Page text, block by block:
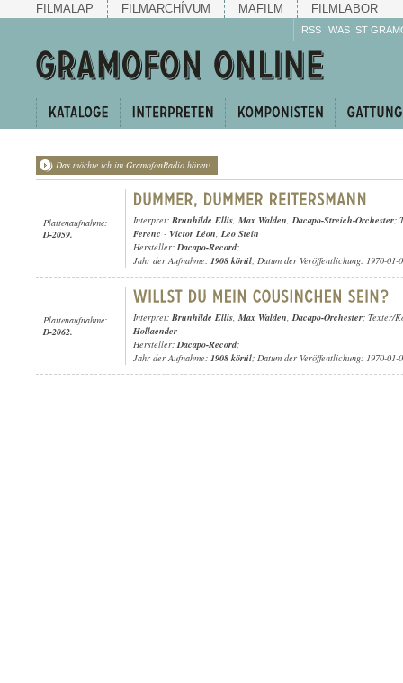
FILMALAP FILMARCHÍVUM MAFILM FILMLABOR
RSS WAS IST
Das möchte ich im GramofonRadio hören!
Plattenaufnahme:
D-2059.
Interpret: Brunhilde Ellis, Max Walden,Dacapo-Streich-Orchester;
Ferenc - Victor Léon, Leo Stein
Hersteller:Dacapo-Record;
Jahr der Aufnahme: 1908 körül; Datum der Veröffentlichung: 1970-01-
Plattenaufnahme:
D-2062.
Interpret: Brunhilde Ellis, Max Walden,Dacapo-Orchester; Texter/
Hollaender
Hersteller:Dacapo-Record;
Jahr der Aufnahme: 1908 körül; Datum der Veröffentlichung: 1970-01-